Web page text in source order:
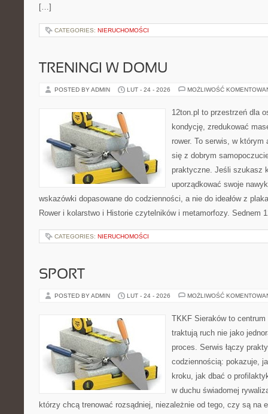
[…]
CATEGORIES: NIERUCHOMOŚCI
TRENINGI W DOMU
POSTED BY ADMIN LUT - 24 - 2026 MOŻLIWOŚĆ
12ton.pl to przestrzeń dla
kondycję, zredukować
rower. To serwis, w
się z dobrym
praktyczne. Jeśli szukasz
uporządkować swoje
wskazówki dopasowane do codzienności, a nie do ideałów z
Rower i kolarstwo i Historie czytelników i metamorfozy. Sednem
CATEGORIES: NIERUCHOMOŚCI
SPORT
POSTED BY ADMIN LUT - 24 - 2026 MOŻLIWOŚĆ
TKKF Sieraków to
traktują ruch nie jako
proces. Serwis łączy
codziennością: pokazuje,
kroku, jak dbać o
w duchu świadomej
którzy chcą trenować rozsądniej, niezależnie od tego, czy są na